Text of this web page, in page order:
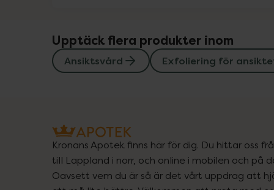
Upptäck flera produkter inom
Ansiktsvård Exfoliering för
Kronans Apotek finns här för dig. Du hittar oss
till Lappland i norr, och online i mobilen och på
Oavsett vem du är så är det vårt uppdrag att